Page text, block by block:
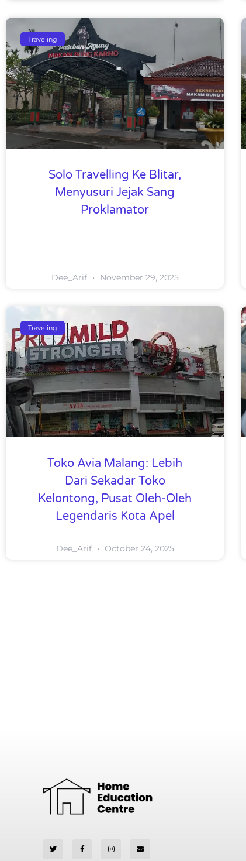
Traveling
Solo Travelling Ke Blitar,
Menyusuri Jejak Sang
Proklamator
Dee_Arif November 29, 2025
Traveling
Toko Avia Malang: Lebih
Dari Sekadar Toko
Kelontong, Pusat Oleh-Oleh
Legendaris Kota Apel
Dee_Arif October 24, 2025